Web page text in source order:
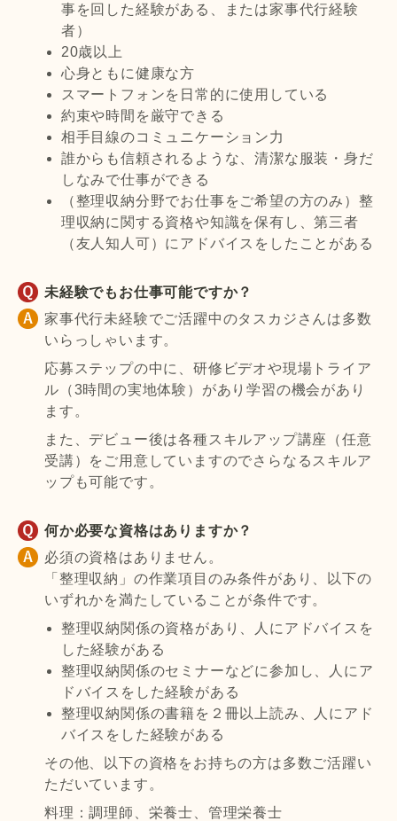
事を回した経験がある、または家事代行経験
者）
20歳以上
心身ともに健康な方
スマートフォンを日常的に使用している
約束や時間を厳守できる
相手目線のコミュニケーション力
誰からも信頼されるような、清潔な服装・身だ
しなみで仕事ができる
（整理収納分野でお仕事をご希望の方のみ）整
理収納に関する資格や知識を保有し、第三者
（友人知人可）にアドバイスをしたことがある
未経験でもお仕事可能ですか？
家事代行未経験でご活躍中のタスカジさんは多数
いらっしゃいます。
応募ステップの中に、研修ビデオや現場トライア
ル（3時間の実地体験）があり学習の機会があり
ます。
また、デビュー後は各種スキルアップ講座（任意
受講）をご用意していますのでさらなるスキルア
ップも可能です。
何か必要な資格はありますか？
必須の資格はありません。
「整理収納」の作業項目のみ条件があり、以下の
いずれかを満たしていることが条件です。
整理収納関係の資格があり、人にアドバイスを
した経験がある
整理収納関係のセミナーなどに参加し、人にア
ドバイスをした経験がある
整理収納関係の書籍を２冊以上読み、人にアド
バイスをした経験がある
その他、以下の資格をお持ちの方は多数ご活躍い
ただいています。
料理：調理師、栄養士、管理栄養士